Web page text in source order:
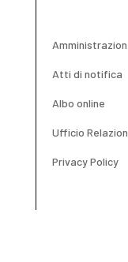
Atti di notifica
Albo online
Ufficio
Privacy Policy